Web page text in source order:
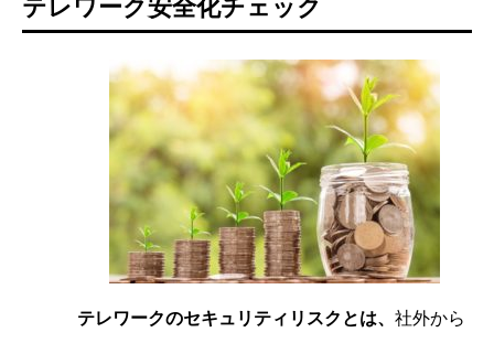
テレワーク安全化チェック
テレワークのセキュリティリスクとは、 社外から